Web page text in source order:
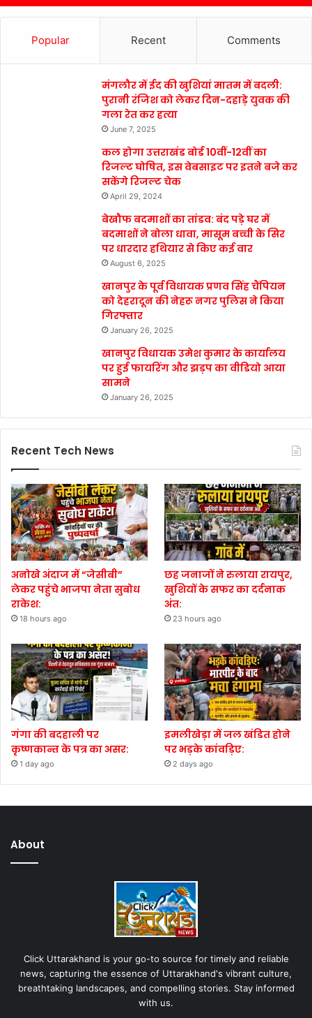
Popular Recent Comments
मंगलौर में ईद की खुशियां मातम में बदली:
पुरानी रंजिश को लेकर दिन-दहाड़े युवक की
गला रेत कर हत्या
June 7, 2025
कल होगा उत्तराखंड बोर्ड 10वीं-12वीं का
रिजल्ट घोषित, इस वेबसाइट पर इतने बजे कर
सकेंगे रिजल्ट चेक
April 29, 2024
बेखौफ बदमाशों का तांडव: बंद पड़े घर में
बदमाशों ने बोला धावा, मासूम बच्ची के सिर
पर धारदार हथियार से किए कई वार
August 6, 2025
खानपुर के पूर्व विधायक प्रणव सिंह चैंपियन
को देहरादून की नेहरू नगर पुलिस ने किया
गिरफ्तार
January 26, 2025
खानपुर विधायक उमेश कुमार के कार्यालय
पर हुई फायरिंग और झड़प का वीडियो आया
सामने
January 26, 2025
Recent Tech News
अनोखे अंदाज में “जेसीबी”
लेकर पहुंचे भाजपा नेता सुबोध
राकेश:
18 hours ago
छह जनाजों ने रुलाया रायपुर,
खुशियों के सफर का दर्दनाक
अंत:
23 hours ago
गंगा की बदहाली पर
कृष्णकान्त के पत्र का असर:
1 day ago
इमलीखेड़ा में जल खंडित होने
पर भड़के कांवड़िए:
2 days ago
About
Click Uttarakhand is your go-to source for timely and reliable
news, capturing the essence of Uttarakhand's vibrant culture,
breathtaking landscapes, and compelling stories. Stay informed
with us.